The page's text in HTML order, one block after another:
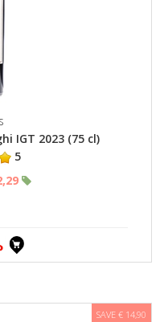
IGT 2023 (75 cl)
5
SAVE € 14,90